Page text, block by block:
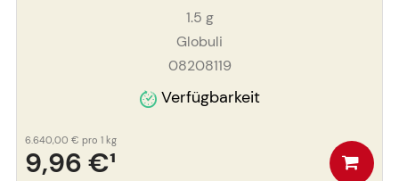
1.5 g
Globuli
08208119
Verfügbarkeit
9,96 €¹
6.640,00 € pro 1 kg